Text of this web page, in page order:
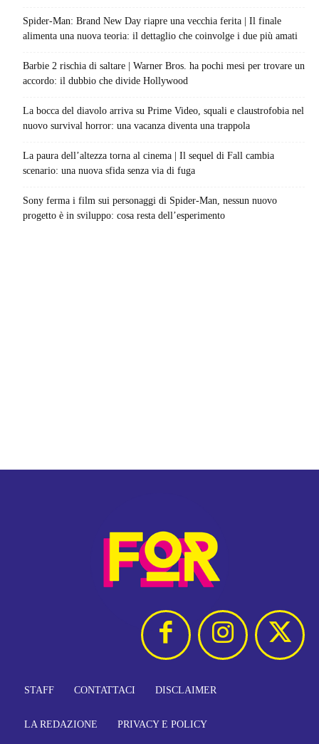
Spider-Man: Brand New Day riapre una vecchia ferita | Il finale
alimenta una nuova teoria: il dettaglio che coinvolge i due più amati
Barbie 2 rischia di saltare | Warner Bros. ha pochi mesi per trovare un
accordo: il dubbio che divide Hollywood
La bocca del diavolo arriva su Prime Video, squali e claustrofobia nel
nuovo survival horror: una vacanza diventa una trappola
La paura dell’altezza torna al cinema | Il sequel di Fall cambia
scenario: una nuova sfida senza via di fuga
Sony ferma i film sui personaggi di Spider-Man, nessun nuovo
progetto è in sviluppo: cosa resta dell’esperimento
STAFF CONTATTACI DISCLAIMER
LA REDAZIONE PRIVACY E POLICY